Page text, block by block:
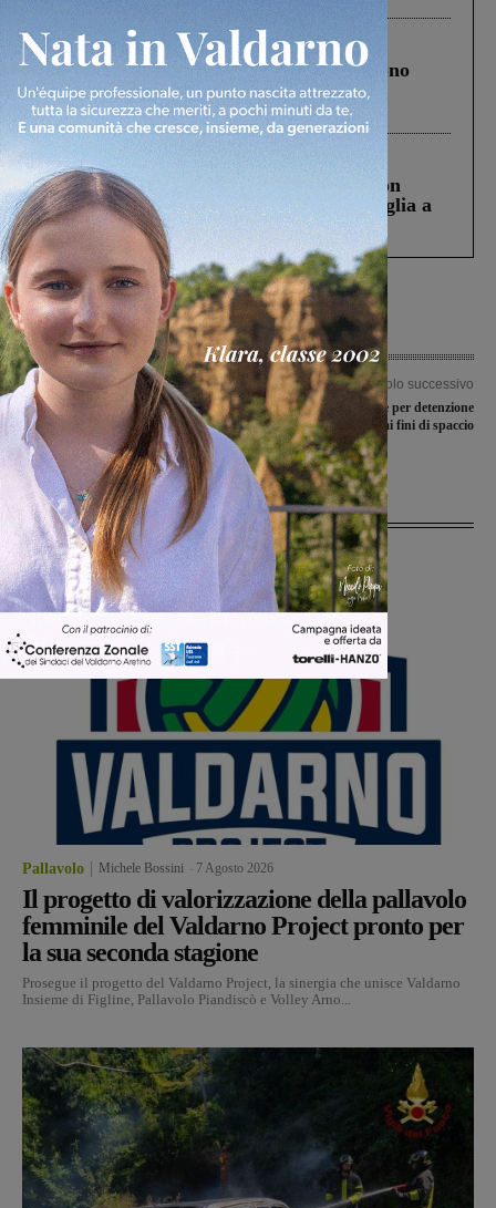
Cronaca 4 Agosto 2026
Un anno fa la strage in A1 in cui morirono
Gianni, Giulia e Franco. Lo schianto, il
processo, lo stop ai sorpassi fra tir....
Cronaca 3 Agosto 2026
Scomparso da una struttura di Castiglion
Fiorentino l’uomo che aveva ucciso la figlia a
Levane nel 2020
Articolo precedente
Urban Center e Archivio comunale, il
sindaco spiega i ritardi: “Varianti nei
progetti, aspettiamo il via libera”
Articolo successivo
Denunciato un 18enne per detenzione
ai fini di spaccio
Ultime Notizie
Pallavolo Michele Bossini 7 Agosto 2026
Il progetto di valorizzazione della pallavolo
femminile del Valdarno Project pronto per
la sua seconda stagione
Prosegue il progetto del Valdarno Project, la sinergia che unisce Valdarno
Insieme di Figline, Pallavolo Piandiscò e Volley Arno...